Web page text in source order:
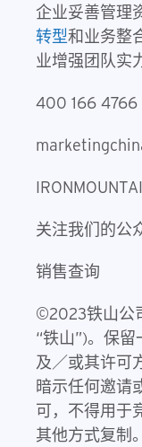
企业妥善管理
转型和业务整
业增强团队实
400 166 4766
关注我们的公
销售查询
©2023铁山公
“铁山”)。保
及／或其许可
暗示任何邀请
可，不得用于
其他方式复制